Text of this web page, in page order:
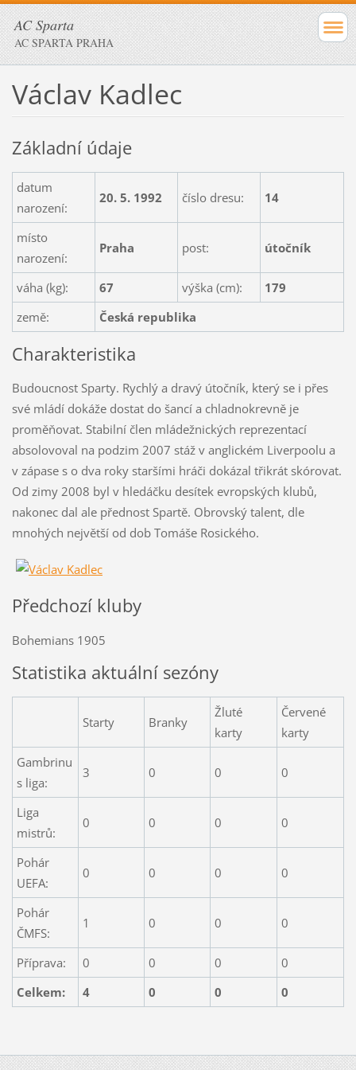
AC Sparta
AC SPARTA PRAHA
Václav Kadlec
Základní údaje
datum
narození:
20. 5. 1992 číslo dresu: 14
místo
narození:
Praha post: útočník
váha (kg): 67 výška (cm):
179
země:
Česká republika
Charakteristika
Budoucnost Sparty. Rychlý a dravý útočník, který se i přes
své mládí dokáže dostat do šancí a chladnokrevně je
proměňovat. Stabilní člen mládežnických reprezentací
absolovoval na podzim 2007 stáž v anglickém Liverpoolu a
v zápase s o dva roky staršími hráči dokázal třikrát skórovat.
Od zimy 2008 byl v hledáčku desítek evropských klubů,
nakonec dal ale přednost Spartě. Obrovský talent, dle
mnohých největší od dob Tomáše Rosického.
Předchozí kluby
Bohemians 1905
Statistika aktuální sezóny
Starty Branky
Žluté
karty
Červené
karty
Gambrinu
s liga:
3 0 0 0
Liga
mistrů:
0 0 0 0
Pohár
UEFA:
0 0 0 0
Pohár
ČMFS:
1 0 0 0
Příprava: 0 0 0
0
Celkem:
4 0 0 0